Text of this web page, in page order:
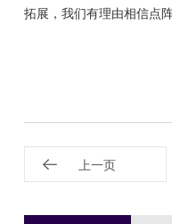
拓展，我们有理由相信点
上一页